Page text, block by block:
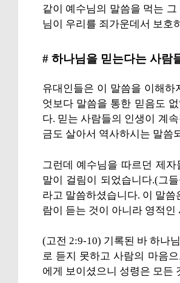
같이 예수님의 말씀을 먹는
님이 우리를 죄가운데서 보호
# 하나님을 믿는다는 사람
유대인들은 이 말씀을 이해
엇보다 말씀을 통한 믿음도
다. 믿는 사람들의 인생이 계
금도 살아서 역사하시는 말씀
그런데 예수님을 따르던 제
말이 걸림이 되었습니다.(그
라고 말씀하셨습니다. 이 말
람이 듣는 것이 아니라 영적인
(고전 2:9-10) 기록된 바 하나
로 듣지 못하고 사람의 마음
에게 보이셨으니 성령은 모든